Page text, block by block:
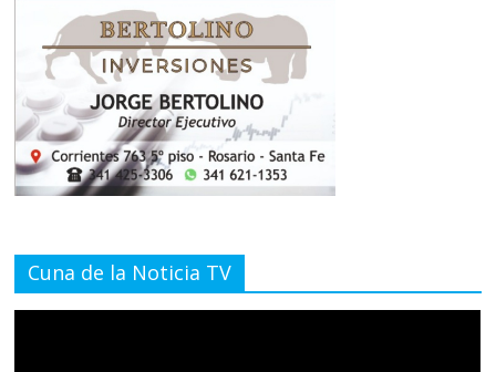
Cuna de la Noticia TV